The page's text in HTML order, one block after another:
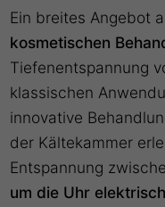
Ein breites Angebot
kosmetischen
Tiefenentspannung
klassischen
innovative
der Kältekammer
Entspannung
um die Uhr